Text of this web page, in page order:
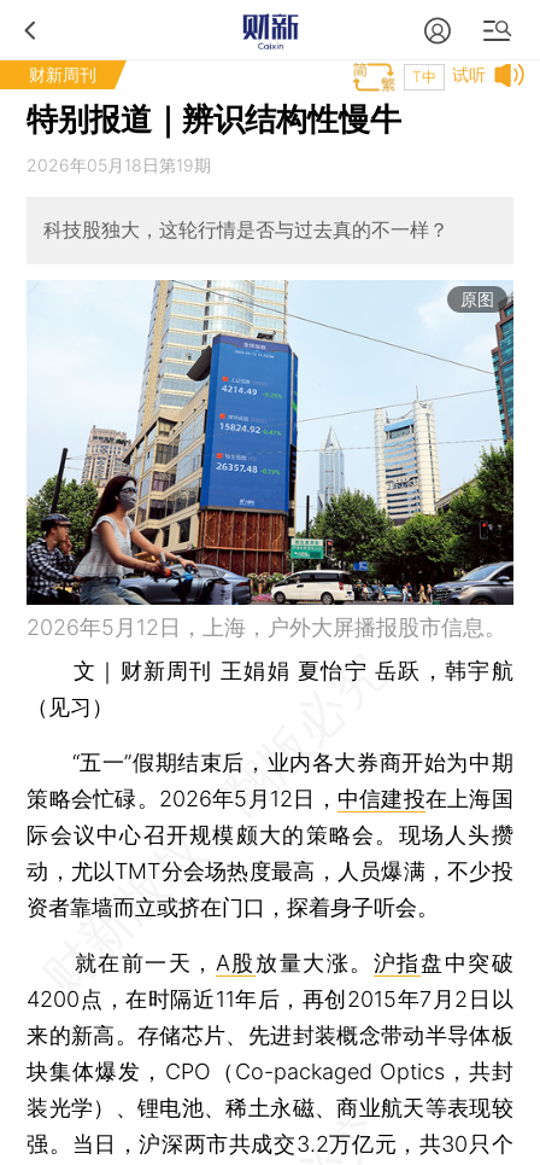
财新周刊 试听
T中
特别报道｜辨识结构性慢牛
2026年05月18日第19期
科技股独大，这轮行情是否与过去真的不一样？
原图
2026年5月12日，上海，户外大屏播报股市信息。
文｜财新周刊 王娟娟 夏怡宁 岳跃，韩宇航
（见习）
“五一”假期结束后，业内各大券商开始为中期
策略会忙碌。2026年5月12日， 中信建投在上海国
际会议中心召开规模颇大的策略会。现场人头攒
动，尤以TMT分会场热度最高，人员爆满，不少投
资者靠墙而立或挤在门口，探着身子听会。
就在前一天， A股放量大涨。 沪指盘中突破
4200点，在时隔近11年后，再创2015年7月2日以
来的新高。存储芯片、先进封装概念带动半导体板
块集体爆发，CPO（Co-packaged Optics，共封
装光学）、锂电池、稀土永磁、商业航天等表现较
强。当日，沪深两市共成交3.2万亿元，共30只个